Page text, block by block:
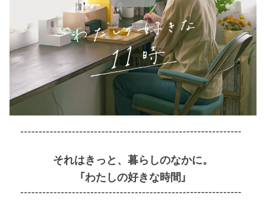
それはきっと、暮らしのなかに。
「わたしの好きな時間」